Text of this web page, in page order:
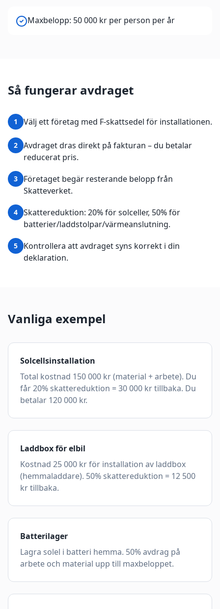
Maxbelopp: 50 000 kr per person per år
Så fungerar avdraget
1 Välj ett företag med F-skattsedel för installationen.
2
Avdraget dras direkt på fakturan – du betalar
reducerat pris.
3
Företaget begär resterande belopp från
Skatteverket.
4
Skattereduktion: 20% för solceller, 50% för
batterier/laddstolpar/värmeanslutning.
5
Kontrollera att avdraget syns korrekt i din
deklaration.
Vanliga exempel
Solcellsinstallation
Total kostnad 150 000 kr (material + arbete). Du
får 20% skattereduktion = 30 000 kr tillbaka. Du
betalar 120 000 kr.
Laddbox för elbil
Kostnad 25 000 kr för installation av laddbox
(hemmaladdare). 50% skattereduktion = 12 500
kr tillbaka.
Batterilager
Lagra solel i batteri hemma. 50% avdrag på
arbete och material upp till maxbeloppet.